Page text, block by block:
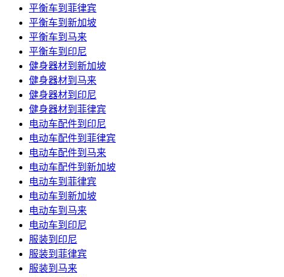
平衡车到菲律宾
平衡车到新加坡
平衡车到马来
平衡车到印尼
健身器材到新加坡
健身器材到马来
健身器材到印尼
健身器材到菲律宾
电动车配件到印尼
电动车配件到菲律宾
电动车配件到马来
电动车配件到新加坡
电动车到菲律宾
电动车到新加坡
电动车到马来
电动车到印尼
服装到印尼
服装到菲律宾
服装到马来